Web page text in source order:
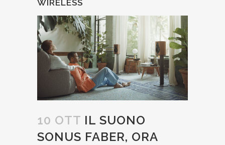
WIRELESS
10 OTT IL SUONO
SONUS FABER, ORA